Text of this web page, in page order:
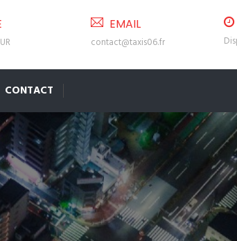
EMAIL
contact@taxis06.fr
CONTACT